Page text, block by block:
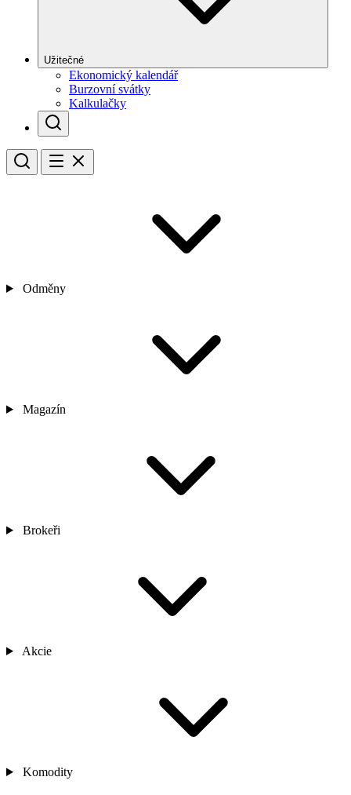
Užitečné
Ekonomický kalendář
Burzovní svátky
Kalkulačky
Odměny
Magazín
Brokeři
Akcie
Komodity